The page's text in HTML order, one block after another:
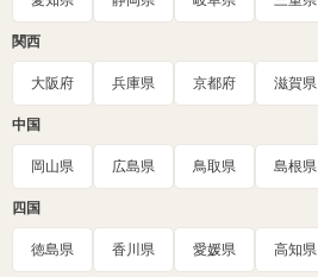
関西
大阪府 兵庫県 京都府 滋賀県
中国
岡山県 広島県 鳥取県 島根県
四国
徳島県 香川県 愛媛県 高知県